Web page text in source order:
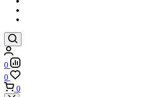
0
0
0